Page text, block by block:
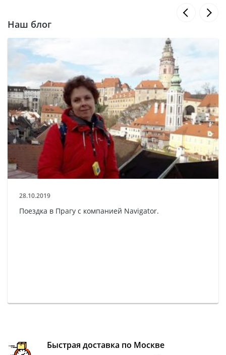
Наш блог
28.10.2019
Поездка в Прагу с компанией Navigator.
Быстрая доставка по Москве